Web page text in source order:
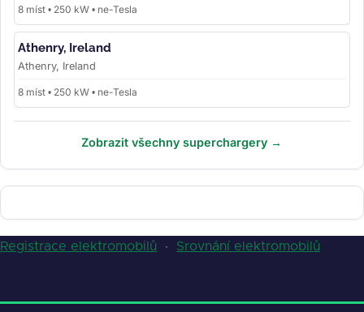
8 míst • 250 kW • ne-Tesla
Athenry, Ireland
Athenry, Ireland
8 míst • 250 kW • ne-Tesla
Zobrazit všechny superchargery →
Registrace elektromobilů · Srovnání elektromobilů